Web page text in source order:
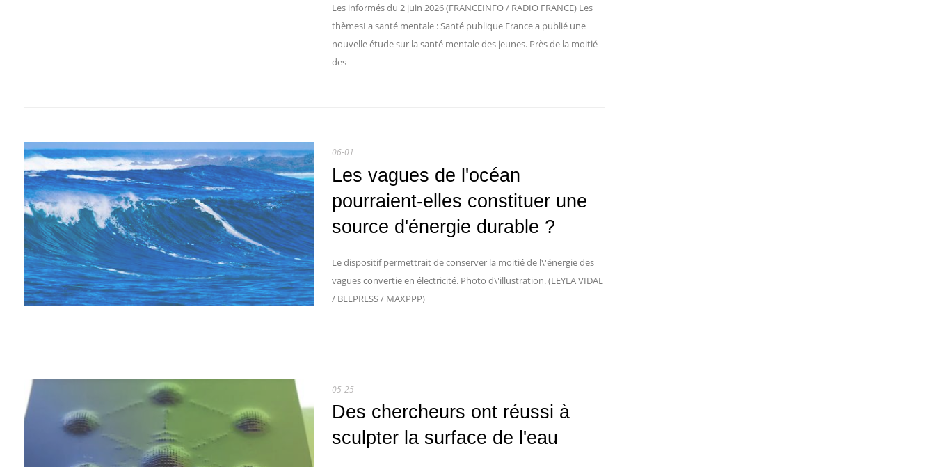
Les informés du 2 juin 2026 (FRANCEINFO / RADIO FRANCE) Les
thèmesLa santé mentale : Santé publique France a publié une
nouvelle étude sur la santé mentale des jeunes. Près de la moitié
des
06-01
Les vagues de l'océan
pourraient-elles constituer une
source d'énergie durable ?
Le dispositif permettrait de conserver la moitié de l\'énergie des
vagues convertie en électricité. Photo d\'illustration. (LEYLA VIDAL
/ BELPRESS / MAXPPP)
05-25
Des chercheurs ont réussi à
sculpter la surface de l'eau